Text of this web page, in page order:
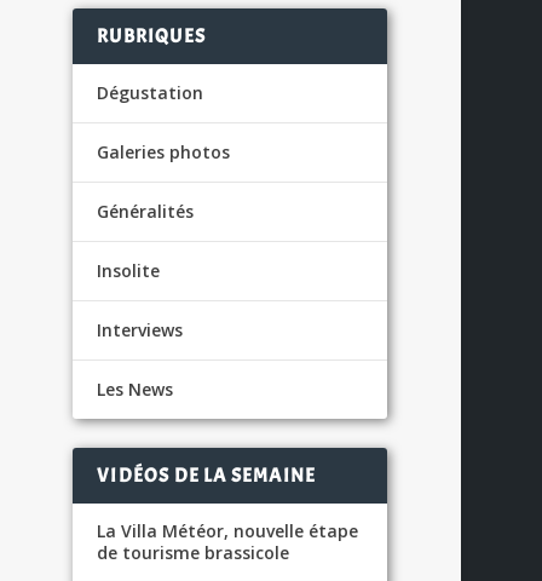
RUBRIQUES
Dégustation
Galeries photos
Généralités
Insolite
Interviews
Les News
VIDÉOS DE LA SEMAINE
La Villa Météor, nouvelle étape
de tourisme brassicole